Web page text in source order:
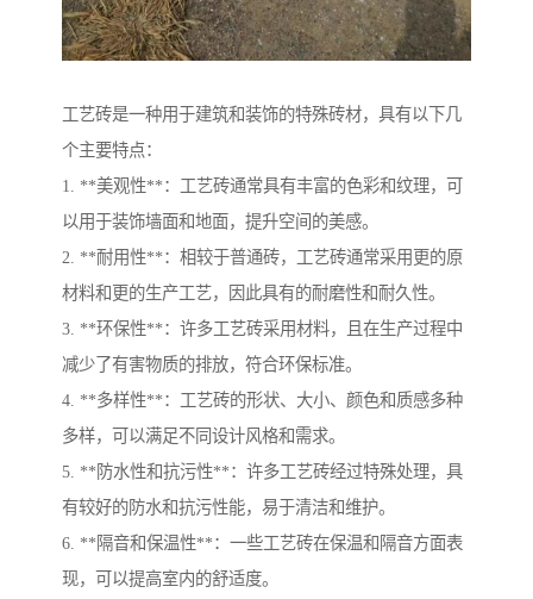
工艺砖是一种用于建筑和装饰的特殊砖材，具有以下几
个主要特点：
1. **美观性**：工艺砖通常具有丰富的色彩和纹理，可
以用于装饰墙面和地面，提升空间的美感。
2. **耐用性**：相较于普通砖，工艺砖通常采用更的原
材料和更的生产工艺，因此具有的耐磨性和耐久性。
3. **环保性**：许多工艺砖采用材料，且在生产过程中
减少了有害物质的排放，符合环保标准。
4. **多样性**：工艺砖的形状、大小、颜色和质感多种
多样，可以满足不同设计风格和需求。
5. **防水性和抗污性**：许多工艺砖经过特殊处理，具
有较好的防水和抗污性能，易于清洁和维护。
6. **隔音和保温性**：一些工艺砖在保温和隔音方面表
现，可以提高室内的舒适度。